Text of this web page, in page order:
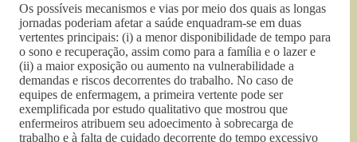
Os possíveis mecanismos e vias por meio dos quais as longas
jornadas poderiam afetar a saúde enquadram-se em duas
vertentes principais: (i) a menor disponibilidade de tempo para
o sono e recuperação, assim como para a família e o lazer e
(ii) a maior exposição ou aumento na vulnerabilidade a
demandas e riscos decorrentes do trabalho. No caso de
equipes de enfermagem, a primeira vertente pode ser
exemplificada por estudo qualitativo que mostrou que
enfermeiros atribuem seu adoecimento à sobrecarga de
trabalho e à falta de cuidado decorrente do tempo excessivo